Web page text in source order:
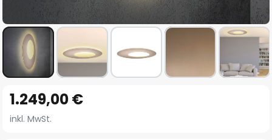
Anfang
der
1.249,00 €
inkl. MwSt.